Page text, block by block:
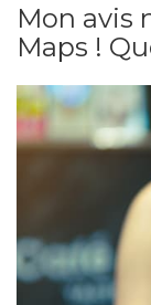
Mon avis
Maps !